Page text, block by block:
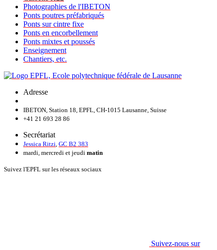
Photographies de l'IBETON
Ponts poutres préfabriqués
Ponts sur cintre fixe
Ponts en encorbellement
Ponts mixtes et poussés
Enseignement
Chantiers, etc.
Adresse
IBETON, Station 18, EPFL, CH-1015 Lausanne, Suisse
+41 21 693 28 86
Secrétariat
Jessica Ritzi, GC B2 383
mardi, mercredi et jeudi matin
Suivez l'EPFL sur les réseaux sociaux
Suivez-nous sur